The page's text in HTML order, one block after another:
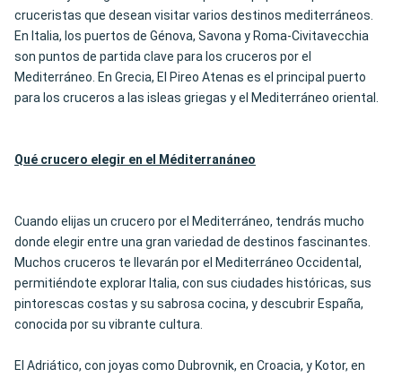
cruceristas que desean visitar varios destinos mediterráneos.
En Italia, los puertos de Génova, Savona y Roma-Civitavecchia
son puntos de partida clave para los cruceros por el
Mediterráneo. En Grecia, El Pireo Atenas es el principal puerto
para los cruceros a las isleas griegas y el Mediterráneo oriental.
Qué crucero elegir en el Méditerranáneo
Cuando elijas un crucero por el Mediterráneo, tendrás mucho
donde elegir entre una gran variedad de destinos fascinantes.
Muchos cruceros te llevarán por el Mediterráneo Occidental,
permitiéndote explorar Italia, con sus ciudades históricas, sus
pintorescas costas y su sabrosa cocina, y descubrir España,
conocida por su vibrante cultura.
El Adriático, con joyas como Dubrovnik, en Croacia, y Kotor, en